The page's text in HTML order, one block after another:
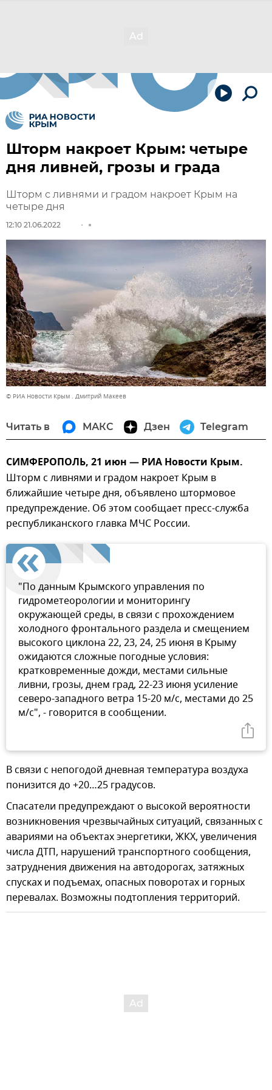
Шторм накроет Крым: четыре
дня ливней, грозы и града
Шторм с ливнями и градом накроет Крым на
четыре дня
12:10 21.06.2022
© РИА Новости Крым . Дмитрий Макеев
Читать в МАКС Дзен Telegram
СИМФЕРОПОЛЬ, 21 июн — РИА Новости Крым.
Шторм с ливнями и градом накроет Крым в
ближайшие четыре дня, объявлено штормовое
предупреждение. Об этом сообщает пресс-служба
республиканского главка МЧС России.
"По данным Крымского управления по
гидрометеорологии и мониторингу
окружающей среды, в связи с прохождением
холодного фронтального раздела и смещением
высокого циклона 22, 23, 24, 25 июня в Крыму
ожидаются сложные погодные условия:
кратковременные дожди, местами сильные
ливни, грозы, днем град, 22-23 июня усиление
северо-западного ветра 15-20 м/с, местами до 25
м/с", - говорится в сообщении.
В связи с непогодой дневная температура воздуха
понизится до +20…25 градусов.
Спасатели предупреждают о высокой вероятности
возникновения чрезвычайных ситуаций, связанных с
авариями на объектах энергетики, ЖКХ, увеличения
числа ДТП, нарушений транспортного сообщения,
затруднения движения на автодорогах, затяжных
спусках и подъемах, опасных поворотах и горных
перевалах. Возможны подтопления территорий.